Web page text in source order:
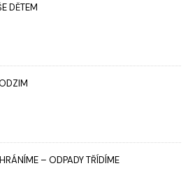
DĚTEM
– ODPADY TŘÍDÍME